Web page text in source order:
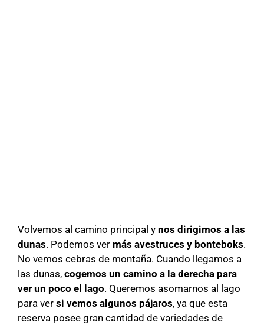
Volvemos al camino principal y nos dirigimos a las
dunas. Podemos ver más avestruces y bonteboks.
No vemos cebras de montaña. Cuando llegamos a
las dunas, cogemos un camino a la derecha para
ver un poco el lago. Queremos asomarnos al lago
para ver si vemos algunos pájaros, ya que esta
reserva posee gran cantidad de variedades de